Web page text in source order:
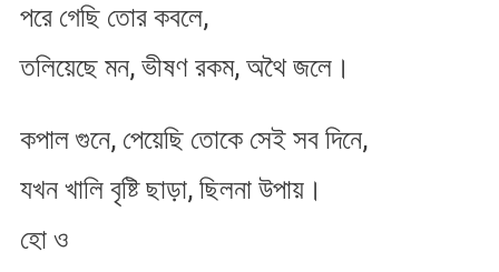
পরে গেছি তোর কবলে,
তলিয়েছে মন, ভীষণ রকম, অথৈ জলে।
কপাল গুনে, পেয়েছি তোকে সেই সব দিনে,
যখন খালি বৃষ্টি ছাড়া, ছিলনা উপায়।
হো ও